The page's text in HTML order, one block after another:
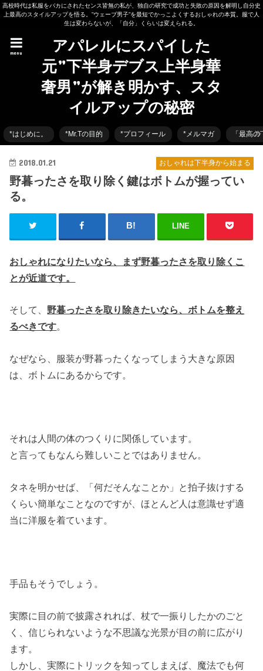
高校時代は私服をバカにされたセンス皆無の私が、独自の研究で成功と失敗の原因を解明し自分史
上最高のスタイルアップを悟る。”ウェーブ男子”を最短でかっこよくするおしゃれの本質。服で人
生は変わらないが、「自分」くらいは変えられる。
アパレルにスパイした
元”下半身デブス上半身華
奢男”が解き明かす、スタ
イルアップの秘密
menu
*はじめに。 *Mr.Tの目的 *プロフィール *メルマガ 「最高
おしゃれは下半身から始まる
2018.01.21
野暮ったさを取り除く鍵はボトムが握ってい
る。
LINE
おしゃれになりたいなら、まず野暮ったさを取り除くこ
とが近道です。
そして、 野暮ったさを取り除きたいなら、ボトムを整え
るべきです。
なぜなら、服装が野暮ったくなってしまう大きな原因
は、ボトムにあるからです。
それは人間の体のつくりに関係しています。
と言ってもなんら難しいことではありません。
タネを明かせば、「何だそんなことか」と拍子抜けする
くらい簡単なことなのですが、ほとんど人は意識せず適
当に洋服を着ています。
手品もそうでしょう。
実際に目の前で披露されれば、杖で一振りしたかのごと
く、信じられないような不思議な光景が目の前に広がり
ます。
しかし、実際にトリックを知ってしまえば、魔法でも何